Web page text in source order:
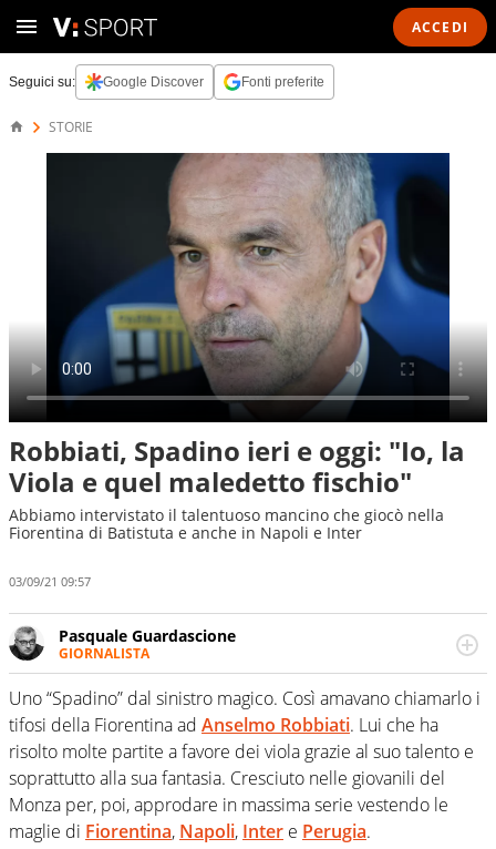
ACCEDI
Seguici su: Google Discover Fonti preferite
STORIE
Robbiati, Spadino ieri e oggi: "Io, la
Viola e quel maledetto fischio"
Abbiamo intervistato il talentuoso mancino che giocò nella
Fiorentina di Batistuta e anche in Napoli e Inter
03/09/21 09:57
Pasquale Guardascione
GIORNALISTA
Da 30 anni racconta lo sport e la cronaca per diversi
giornali ed emittenti, Per Virgilio Sport è lui che va a
scovare i campioni del passato e con le sue interviste li
riporta sul terreno di gioco Per Virgilio Sport è lui che va
a scovare i campioni del passato, o emigrati all'estero a
cercare fortuna e con le sue interviste li riporta sul
terreno di gioco
Uno “Spadino” dal sinistro magico. Così amavano chiamarlo i
tifosi della Fiorentina ad Anselmo Robbiati. Lui che ha
risolto molte partite a favore dei viola grazie al suo talento e
soprattutto alla sua fantasia. Cresciuto nelle giovanili del
Monza per, poi, approdare in massima serie vestendo le
maglie di Fiorentina, Napoli, Inter e Perugia.